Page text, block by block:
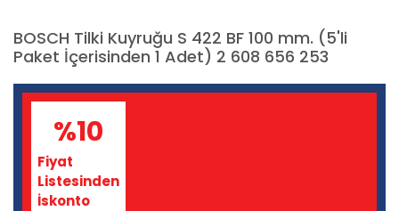
BOSCH Tilki Kuyruğu S 422 BF 100 mm. (5'li
Paket İçerisinden 1 Adet) 2 608 656 253
%10
Fiyat
Listesinden
İskonto